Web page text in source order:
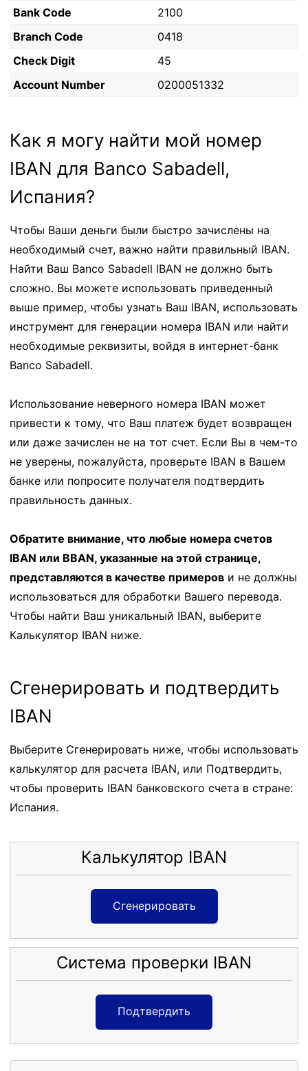
Bank Code
2100
Branch Code
0418
Check Digit
45
Account Number
0200051332
Как я могу найти мой номер
IBAN для Banco Sabadell,
Испания?
Чтобы Ваши деньги были быстро зачислены на
необходимый счет, важно найти правильный IBAN.
Найти Ваш Banco Sabadell IBAN не должно быть
сложно. Вы можете использовать приведенный
выше пример, чтобы узнать Ваш IBAN, использовать
инструмент для генерации номера IBAN или найти
необходимые реквизиты, войдя в интернет-банк
Banco Sabadell.
Использование неверного номера IBAN может
привести к тому, что Ваш платеж будет возвращен
или даже зачислен не на тот счет. Если Вы в чем-то
не уверены, пожалуйста, проверьте IBAN в Вашем
банке или попросите получателя подтвердить
правильность данных.
Обратите внимание, что любые номера счетов
IBAN или BBAN, указанные на этой странице,
представляются в качестве примеров и не должны
использоваться для обработки Вашего перевода.
Чтобы найти Ваш уникальный IBAN, выберите
Калькулятор IBAN ниже.
Сгенерировать и подтвердить
IBAN
Выберите Сгенерировать ниже, чтобы использовать
калькулятор для расчета IBAN, или Подтвердить,
чтобы проверить IBAN банковского счета в стране:
Испания.
Калькулятор IBAN
Сгенерировать
Система проверки IBAN
Подтвердить